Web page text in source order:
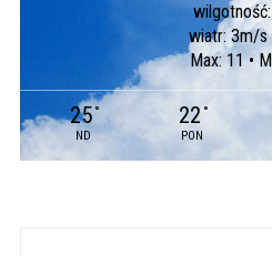
wiatr: 3m/s
Max: 11 •
25 °
ND
22 °
PON